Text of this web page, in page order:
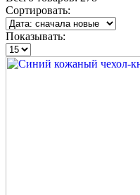
Сортировать:
Показывать: